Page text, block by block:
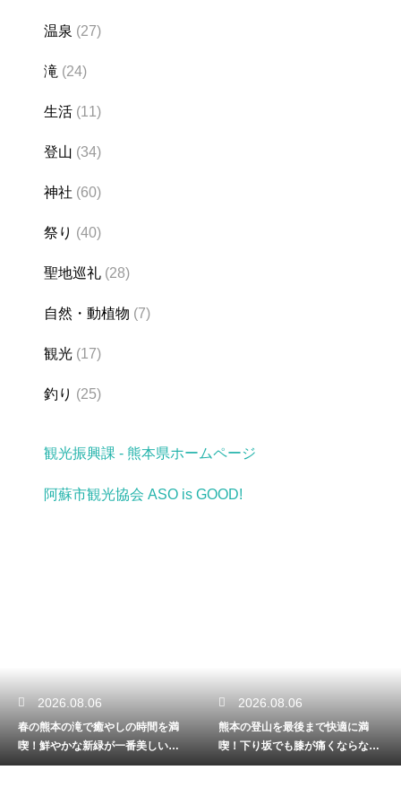
温泉 (27)
滝 (24)
生活 (11)
登山 (34)
神社 (60)
祭り (40)
聖地巡礼 (28)
自然・動植物 (7)
観光 (17)
釣り (25)
観光振興課 - 熊本県ホームページ
阿蘇市観光協会 ASO is GOOD!
2026.08.06
熊本の登山を最後まで快適に満
喫！下り坂でも膝が痛くならない
歩き方を解説
2026.08.05
熊本の川遊びを家族みんなで満
喫！手軽に自然を楽しめる日帰
のコース解説